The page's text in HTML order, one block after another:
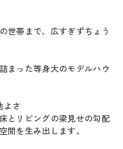
世帯まで、広すぎずちょう
まった等身大のモデルハウ
さ
とリビングの梁見せの勾配
間を生み出します。